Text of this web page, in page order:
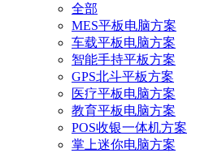
全部
MES平板电脑方案
车载平板电脑方案
智能手持平板方案
GPS北斗平板方案
医疗平板电脑方案
教育平板电脑方案
POS收银一体机方案
掌上迷你电脑方案